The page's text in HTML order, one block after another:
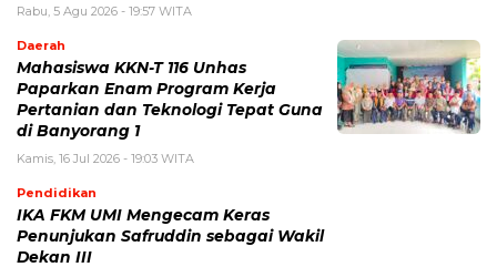
Rabu, 5 Agu 2026 - 19:57 WITA
Daerah
Mahasiswa KKN-T 116 Unhas
Paparkan Enam Program Kerja
Pertanian dan Teknologi Tepat Guna
di Banyorang 1
Kamis, 16 Jul 2026 - 19:03 WITA
Pendidikan
IKA FKM UMI Mengecam Keras
Penunjukan Safruddin sebagai Wakil
Dekan III